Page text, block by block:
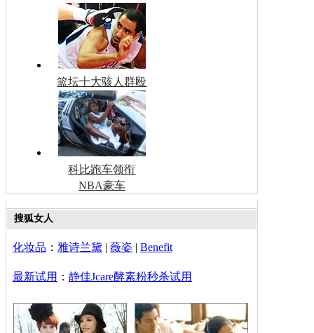
篮坛十大骇人群殴
科比跑车领衔
NBA豪车
搜狐女人
化妆品 ： 雅诗兰黛 | 薇姿 | Benefit
最新试用 ： 静佳Jcare酵素粉秒杀试用